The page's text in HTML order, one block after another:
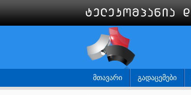
ᲛᲗᲐᲕᲐᲠᲘ ᲒᲐᲓᲐᲪᲔᲛᲔᲑᲘ